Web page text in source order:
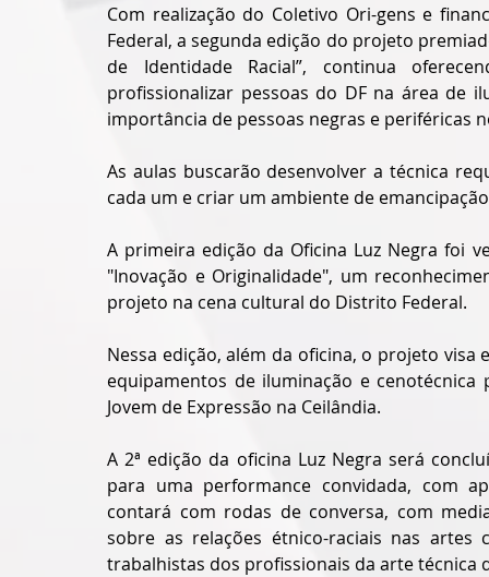
Com realização do Coletivo Ori-gens e
Federal, a segunda edição do projeto
de Identidade Racial”, continua
profissionalizar pessoas do DF na área de
importância de pessoas negras e periféricas
As aulas buscarão desenvolver a técnica
cada um e criar um ambiente de
A primeira edição da Oficina Luz Negra foi
"Inovação e Originalidade", um
projeto na cena cultural do Distrito Federal.
Nessa edição, além da oficina, o projeto
equipamentos de iluminação e
Jovem de Expressão na Ceilândia.
A 2ª edição da oficina Luz Negra será
para uma performance convidada, com
contará com rodas de conversa, com
sobre as relações étnico-raciais nas
trabalhistas dos profissionais da arte técnica